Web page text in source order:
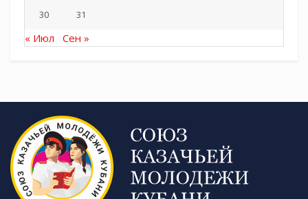
30 31
« Июл Сен »